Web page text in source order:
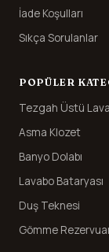
İade Koşulları
Sıkça Sorulanlar
POPÜLER
Tezgah Üstü
Asma Klozet
Banyo Dolabı
Lavabo Bataryası
Duş Teknesi
Gömme